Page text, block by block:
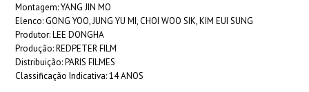
Montagem: YANG JIN MO
Elenco: GONG YOO, JUNG YU MI, CHOI WOO SIK, KIM EUI SUNG
Produtor: LEE DONGHA
Produção: REDPETER FILM
Distribuição: PARIS FILMES
Classificação Indicativa: 14 ANOS